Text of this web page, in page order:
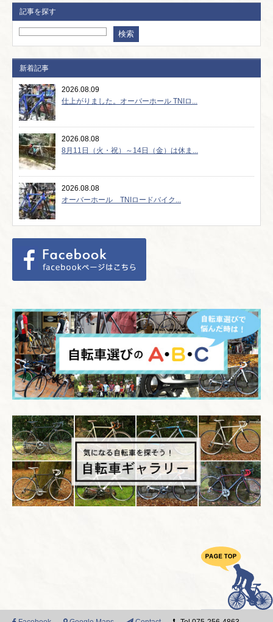
記事を探す
新着記事
2026.08.09
仕上がりました。オーバーホール TNIロ...
2026.08.08
8月11日（火・祝）～14日（金）は休ま...
2026.08.08
オーバーホール TNIロードバイク...